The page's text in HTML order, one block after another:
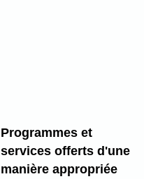
Programmes et
services offerts d'une
manière appropriée